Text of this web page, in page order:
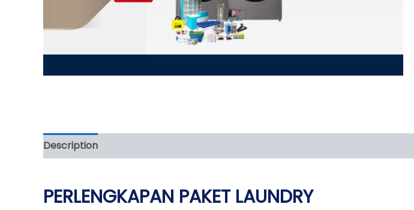
Description
PERLENGKAPAN PAKET LAUNDRY